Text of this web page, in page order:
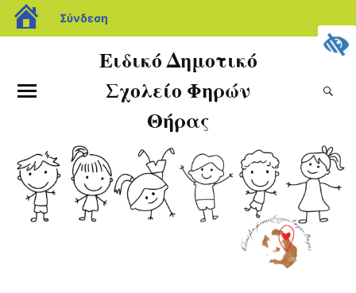
Σύνδεση
Ειδικό Δημοτικό
Σχολείο Φηρών
Θήρας